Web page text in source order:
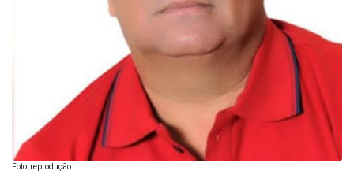
Foto: reprodução